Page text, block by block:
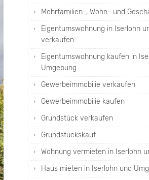
Mehrfamilien-, Wohn- und
Eigentumswohnung in Iserlohn
verkaufen.
Eigentumswohnung kaufen in
Umgebung
Gewerbeimmobilie verkaufen
Gewerbeimmobilie kaufen
Grundstück verkaufen
Grundstückskauf
Wohnung vermieten in Iserlohn
Haus mieten in Iserlohn und